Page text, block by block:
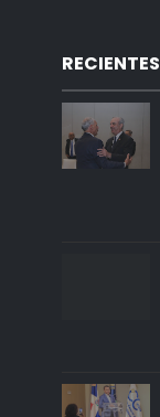
RECIENTES